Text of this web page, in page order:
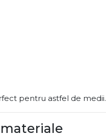
pentru astfel de medii.